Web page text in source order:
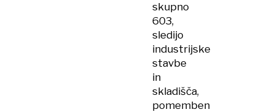
skupno
603,
sledijo
industrijske
stavbe
in
skladišča,
pomemben